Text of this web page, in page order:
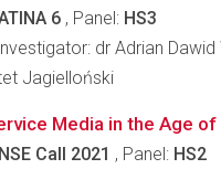
6 , Panel: HS3
dr Adrian Dawid
Jagielloński
Media in the Age
Call 2021 , Panel: HS2